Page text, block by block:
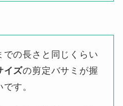
の長さと同じくらい
イズの剪定バサミが握
す。